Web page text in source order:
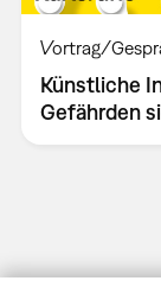
Vortrag/
Künstliche
Gefährden